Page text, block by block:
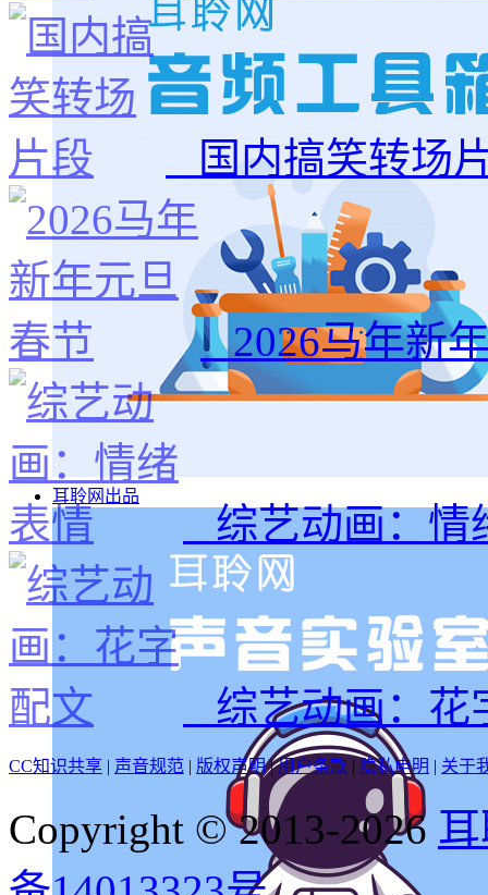
耳聆网出品
国内搞笑转场
2026马年新
综艺动画：情
综艺动画：花
CC知识共享 | 声音规范 | 版权声明|用户条款 | 隐私申明 | 关于
Copyright © 2013-2026